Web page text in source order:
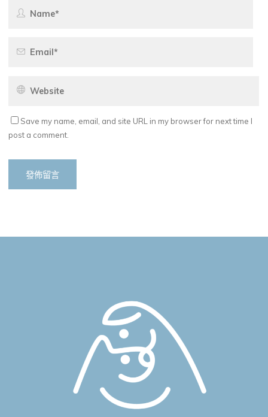
Save my name, email, and site URL in my browser for next time I
post a comment.